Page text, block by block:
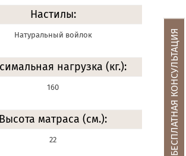
Настилы:
Натуральный войлок
нагрузка (кг.):
160
Высота матраса (см.):
22 БЕСПЛАТНАЯ КОНСУЛЬТАЦИЯ